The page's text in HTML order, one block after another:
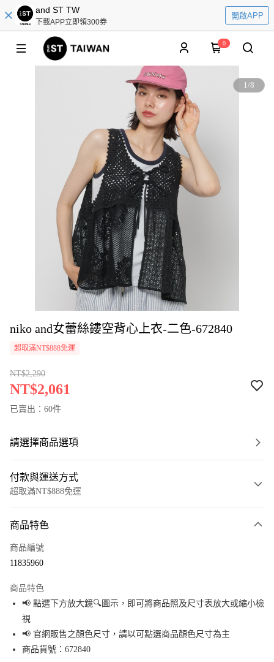
and ST TW
下載APP立即領300券
開啟APP
0
1/8
niko and女蕾絲鏤空背心上衣-二色-672840
超取滿NT$888免運
NT$2,290
NT$2,061
已賣出：60件
請選擇商品選項
付款與運送方式
超取滿NT$888免運
信用卡一次付款
Apple Pay
街口支付
悠遊付
商品特色
商品編號
11835960
商品特色
📢 點選下方放大鏡🔍圖示，即可將商品照及尺寸表放大或縮小檢
視
📢 官網販售之顏色尺寸，請以可點選商品顏色尺寸為主
商品貨號：672840